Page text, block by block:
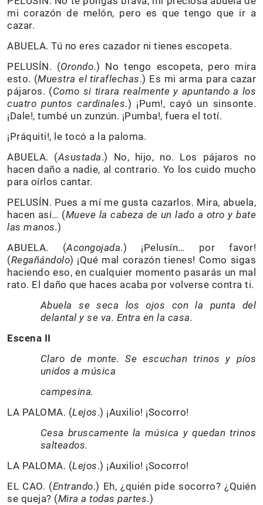
mi corazón de melón, pero es que tengo que ir a
cazar.
ABUELA. Tú no eres cazador ni tienes escopeta.
PELUSÍN. (Orondo.) No tengo escopeta, pero mira
esto. (Muestra el tiraflechas.) Es mi arma para cazar
pájaros. (Como si tirara realmente y apuntando a los
cuatro puntos cardinales.) ¡Pum!, cayó un sinsonte.
¡Dale!, tumbé un zunzún. ¡Pumba!, fuera el totí.
¡Práquiti!, le tocó a la paloma.
ABUELA. (Asustada.) No, hijo, no. Los pájaros no
hacen daño a nadie, al contrario. Yo los cuido mucho
para oírlos cantar.
PELUSÍN. Pues a mí me gusta cazarlos. Mira, abuela,
hacen así… (Mueve la cabeza de un lado a otro y bate
las manos.)
ABUELA. (Acongojada.) ¡Pelusín… por favor!
(Regañándolo) ¡Qué mal corazón tienes! Como sigas
haciendo eso, en cualquier momento pasarás un mal
rato. El daño que haces acaba por volverse contra ti.
Abuela se seca los ojos con la punta del
delantal y se va. Entra en la casa.
Escena II
Claro de monte. Se escuchan trinos y píos
unidos a música
campesina.
LA PALOMA. (Lejos.) ¡Auxilio! ¡Socorro!
Cesa bruscamente la música y quedan trinos
salteados.
LA PALOMA. (Lejos.) ¡Auxilio! ¡Socorro!
EL CAO. (Entrando.) Eh, ¿quién pide socorro? ¿Quién
se queja? (Mira a todas partes.)